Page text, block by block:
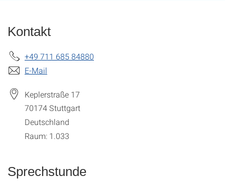
Kontakt
+49 711 685 84880
E-Mail
Keplerstraße 17
70174Stuttgart
Deutschland
Raum: 1.033
Sprechstunde